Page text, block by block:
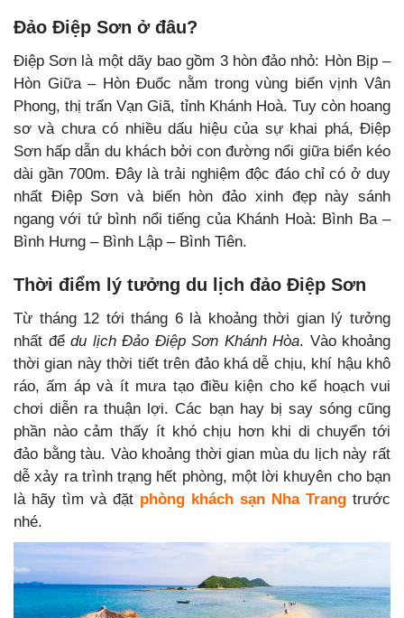
Đảo Điệp Sơn ở đâu?
Điệp Sơn là một dãy bao gồm 3 hòn đảo nhỏ: Hòn Bịp –
Hòn Giữa – Hòn Đuốc nằm trong vùng biển vịnh Vân
Phong, thị trấn Vạn Giã, tỉnh Khánh Hoà. Tuy còn hoang
sơ và chưa có nhiều dấu hiệu của sự khai phá, Điệp
Sơn hấp dẫn du khách bởi con đường nổi giữa biển kéo
dài gần 700m. Đây là trải nghiệm độc đáo chỉ có ở duy
nhất Điệp Sơn và biến hòn đảo xinh đẹp này sánh
ngang với tứ bình nổi tiếng của Khánh Hoà: Bình Ba –
Bình Hưng – Bình Lập – Bình Tiên.
Thời điểm lý tưởng du lịch đảo Điệp Sơn
Từ tháng 12 tới tháng 6 là khoảng thời gian lý tưởng
nhất đểdu lịch Đảo Điệp Sơn Khánh Hòa. Vào khoảng
thời gian này thời tiết trên đảo khá dễ chịu, khí hậu khô
ráo, ấm áp và ít mưa tạo điều kiện cho kế hoạch vui
chơi diễn ra thuận lợi. Các bạn hay bị say sóng cũng
phần nào cảm thấy ít khó chịu hơn khi di chuyển tới
đảo bằng tàu. Vào khoảng thời gian mùa du lịch này rất
dễ xảy ra trình trạng hết phòng, một lời khuyên cho bạn
là hãy tìm và đặt phòng khách sạn Nha Trang trước
nhé.